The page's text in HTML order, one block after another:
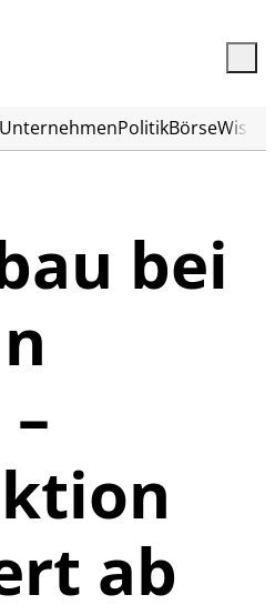
UnternehmenPolitikBörse
bei
ab